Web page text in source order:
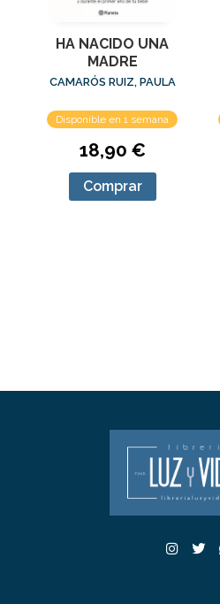
HA NACIDO UNA
MADRE
CAMARÓS RUIZ, PAULA
Disponible en 1 semana
18,90 €
Comprar